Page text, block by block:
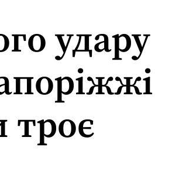
удару
троє